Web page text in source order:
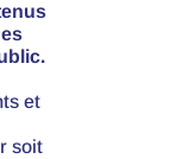
et
soit